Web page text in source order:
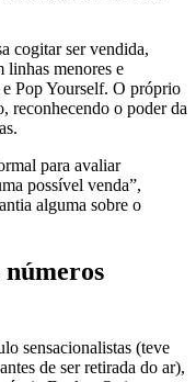
cogitar ser vendida,
linhas menores e
Pop Yourself. O próprio
reconhecendo o poder da
para avaliar
possível venda”,
alguma sobre o
sensacionalistas (teve
de ser retirada do ar),